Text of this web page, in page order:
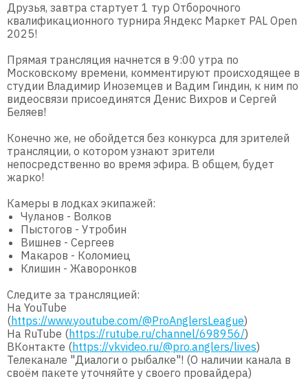
Друзья, завтра стартует 1 тур Отборочного
квалификационного турнира Яндекс Маркет PAL Open
2025!
Прямая трансляция начнется в 9:00 утра по
Московскому времени, комментируют происходящее в
студии Владимир Иноземцев и Вадим Гиндин, к ним по
видеосвязи присоединятся Денис Вихров и Сергей
Беляев!
Конечно же, не обойдется без конкурса для зрителей
трансляции, о котором узнают зрители
непосредственно во время эфира. В общем, будет
жарко!
Камеры в лодках экипажей:
Чуланов - Волков
Пыстогов - Утробин
Вишнев - Сергеев
Макаров - Коломиец
Клишин - Жаворонков
Следите за трансляцией:
На YouTube
(https://www.youtube.com/@ProAnglersLeague)
На RuTube (https://rutube.ru/channel/698956/)
ВКонтакте (https://vkvideo.ru/@pro.anglers/lives)
Телеканале "Диалоги о рыбалке"! (О наличии канала в
своём пакете уточняйте у своего провайдера)